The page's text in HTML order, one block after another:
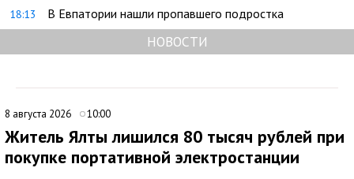
18:13 В Евпатории нашли пропавшего подростка
НОВОСТИ
8 августа 2026 10:00
Житель Ялты лишился 80 тысяч рублей при
покупке портативной электростанции